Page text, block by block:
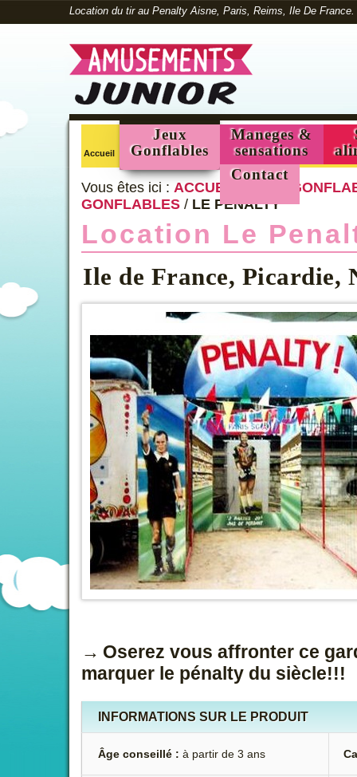
Location du tir au Penalty Aisne, Paris, Reims, Ile De France.
Accueil
Jeux
Gonflables
Maneges &
sensations
Contact
Vous êtes ici : ACCUEIL
JEUX
GONFLABLES / LE PENALTY
Location Le
Ile de France, Picardie,
Oserez vous affronter ce
marquer le pénalty du siècle!!!
INFORMATIONS SUR LE PRODUIT
Âge conseillé : à partir de 3 ans